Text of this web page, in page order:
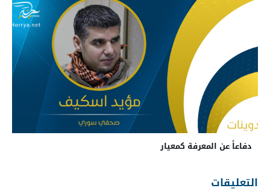
دفاعاً عن المعرفة كمعيار
التعليقات